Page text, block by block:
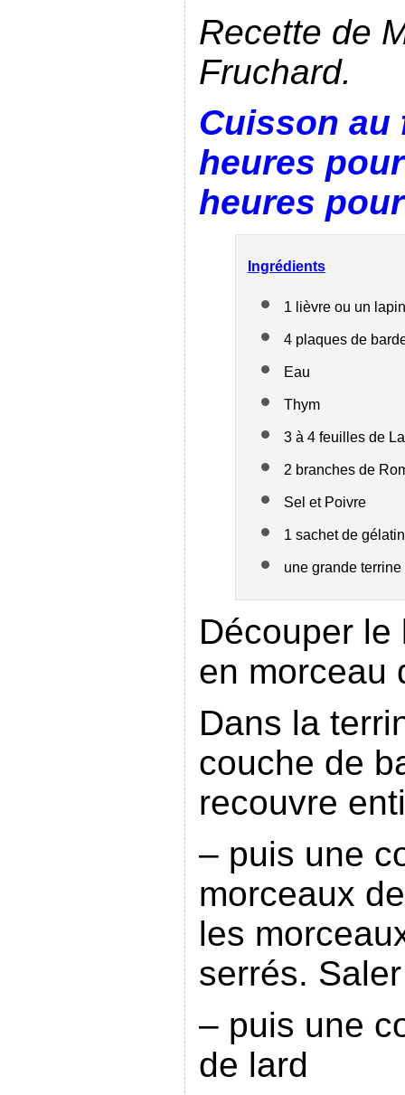
Recette de
Fruchard.
Cuisson au
heures
heures
Ingrédients
1 lièvre ou un lapin
4 plaques de
Eau
Thym
3 à 4 feuilles de
2 branches de
Sel et Poivre
1 sachet de
une grande
Découper
en morceau
Dans la
couche de
recouvre
– puis une
morceaux
les
serrés.
– puis une
de lard